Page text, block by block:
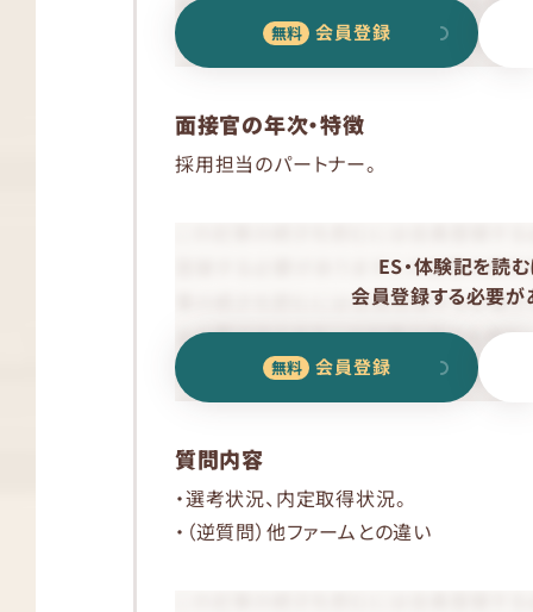
会員登録
面接官の年次・特徴
採用担当のパートナー。
ES・体験記を読む
会員登録する必要が
会員登録
質問内容
・選考状況、内定取得状況。
・（逆質問）他ファームとの違い